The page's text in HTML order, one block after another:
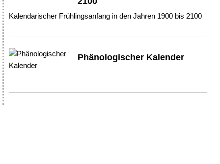
Kalendarischer Frühlingsanfang in den Jahren 1900 bis 2100
Phänologischer Kalender